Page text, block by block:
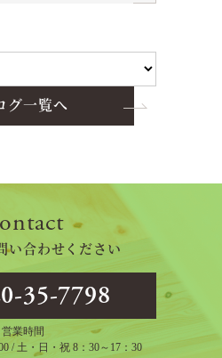
グ一覧へ
い合わせください
35-7798
営業時間
/ 土・日・祝 8：30～17：30